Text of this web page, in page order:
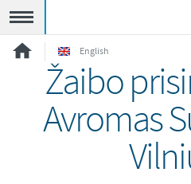
English
Žaibo
Avromas